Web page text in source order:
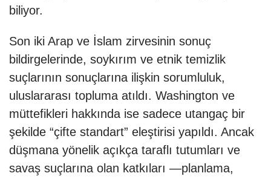
biliyor.
Son iki Arap ve İslam zirvesinin sonuç
bildirgelerinde, soykırım ve etnik temizlik
suçlarının sonuçlarına ilişkin sorumluluk,
uluslararası topluma atıldı. Washington ve
müttefikleri hakkında ise sadece utangaç bir
şekilde “çifte standart” eleştirisi yapıldı. Ancak
düşmana yönelik açıkça taraflı tutumları ve
savaş suçlarına olan katkıları —planlama,